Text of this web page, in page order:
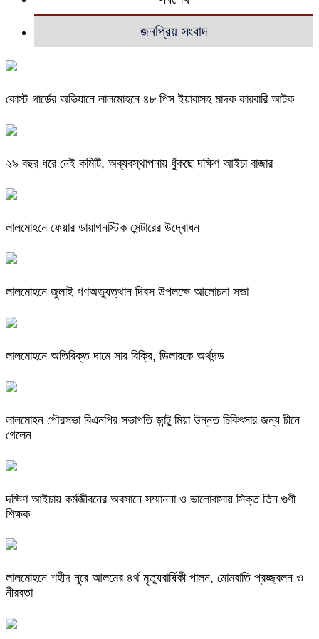
জনপ্রিয় সংবাদ
কোস্ট গার্ডের অভিযানে লালমোহনে ৪৮ পিস ইয়াবাসহ মাদক কারবারি আটক
২৯ বছর ধরে নেই কমিটি, অব্যবস্থাপনায় ধুঁকছে দক্ষিণ আইচা বাজার
লালমোহনে ফেয়ার ডায়াগনস্টিক সেন্টারের উদ্বোধন
লালমোহনে জুলাই গণঅভ্যুত্থান দিবস উপলক্ষে আলোচনা সভা
লালমোহনে অতিরিক্ত দামে সার বিক্রি, ডিলারকে অর্থদন্ড
লালমোহন পৌরসভা বিএনপির সভাপতি জান্টু মিয়া উন্নত চিকিৎসার জন্য চীনে
গেলেন
দক্ষিণ আইচায় কর্মজীবনের অবসানে সম্মাননা ও ভালোবাসায় সিক্ত তিন গুণী
শিক্ষক
লালমোহনে শহীদ নূরে আলমের ৪র্থ মৃত্যুবার্ষিকী পালন, মোমবাতি প্রজ্জ্বলন ও
নীরবতা